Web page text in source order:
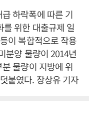
하락폭에 따른 기
위한 대출규제 일
이 복합적으로 작용
분양 물량이 2014년
물량이 지방에 위
붙였다. 장상유 기자